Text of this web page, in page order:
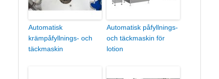
Automatisk
krämpåfyllnings- och
täckmaskin
Automatisk påfyllnings-
och täckmaskin för
lotion